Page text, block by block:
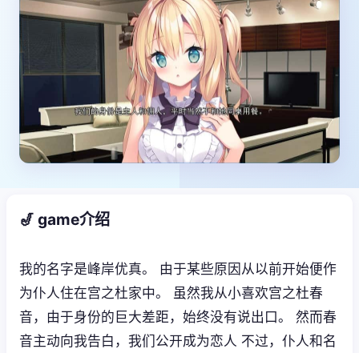
🎷 game介绍
我的名字是峰岸优真。 由于某些原因从以前开始便作
为仆人住在宫之杜家中。 虽然我从小喜欢宫之杜春
音，由于身份的巨大差距，始终没有说出口。 然而春
音主动向我告白，我们公开成为恋人 不过，仆人和名